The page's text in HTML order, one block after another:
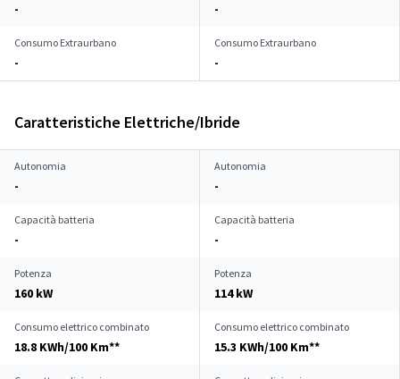
- -
Consumo Extraurbano
-
Consumo Extraurbano
-
Caratteristiche Elettriche/Ibride
Autonomia
-
Autonomia
-
Capacità batteria
-
Capacità batteria
-
Potenza
160 kW
Potenza
114 kW
Consumo elettrico combinato
18.8 KWh/100 Km**
Consumo elettrico combinato
15.3 KWh/100 Km**